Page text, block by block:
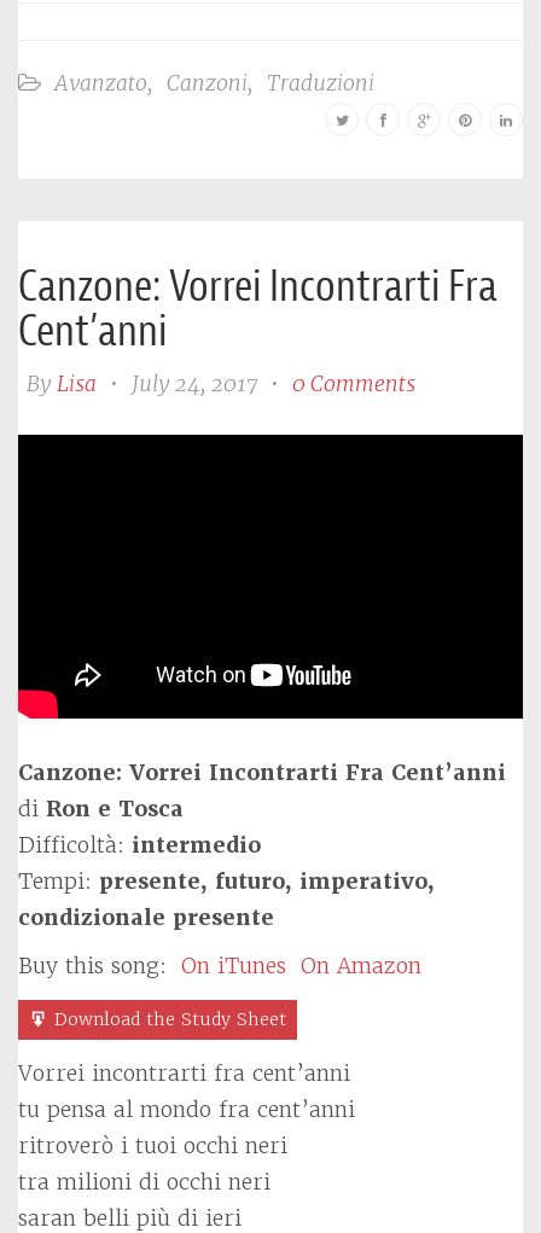
Avanzato, Canzoni, Traduzioni
Canzone: Vorrei Incontrarti Fra
Cent’anni
By Lisa • July 24, 2017 • 0 Comments
Canzone: Vorrei Incontrarti Fra Cent’anni
di Ron e Tosca
Difficoltà: intermedio
Tempi: presente, futuro, imperativo,
condizionale presente
Buy this song: On iTunes On Amazon
Download the Study Sheet
Vorrei incontrarti fra cent’anni
tu pensa al mondo fra cent’anni
ritroverò i tuoi occhi neri
tra milioni di occhi neri
saran belli più di ieri